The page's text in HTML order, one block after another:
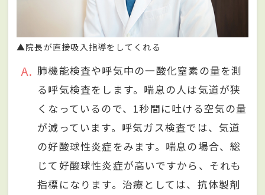
▲院長が直接吸入指導をしてくれる
A
肺機能検査や呼気中の一酸化窒素の量を測
る呼気検査をします。喘息の人は気道が狭
くなっているので、1秒間に吐ける空気の量
が減っています。呼気ガス検査では、気道
の好酸球性炎症をみます。喘息の場合、総
じて好酸球性炎症が高いですから、それも
指標になります。治療としては、抗体製剤